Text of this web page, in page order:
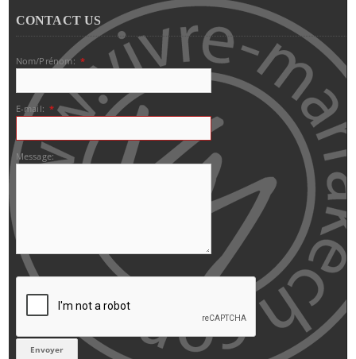
CONTACT US
Nom/Prénom: *
E-mail: *
Message: